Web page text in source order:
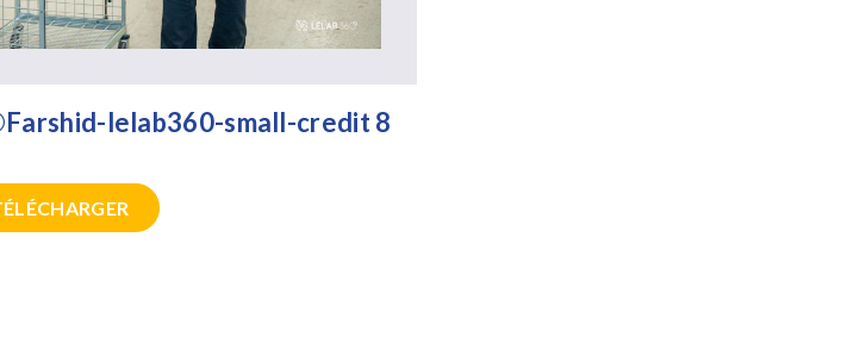
lelab360-small-credit 8